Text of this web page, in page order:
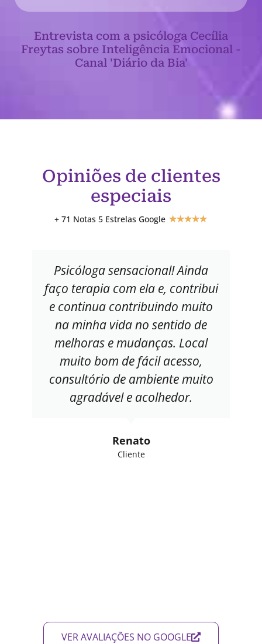
Entrevista com a psicóloga Cecília
Freytas sobre Inteligência Emocional -
Canal 'Diário da Bia'
Opiniões de clientes
especiais
+ 71 Notas 5 Estrelas Google ★★★★★
Psicóloga sensacional! Ainda
faço terapia com ela e, contribui
e continua contribuindo muito
na minha vida no sentido de
melhoras e mudanças. Local
muito bom de fácil acesso,
consultório de ambiente muito
agradável e acolhedor.
Renato
Cliente
VER AVALIAÇÕES NO GOOGLE